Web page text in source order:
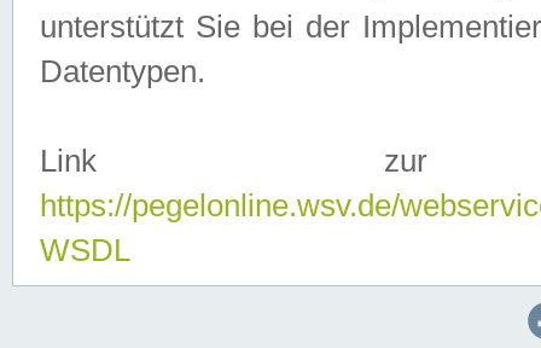
unterstützt Sie bei der
Datentypen.
Link zur
https://pegelonline.wsv.de/
WSDL